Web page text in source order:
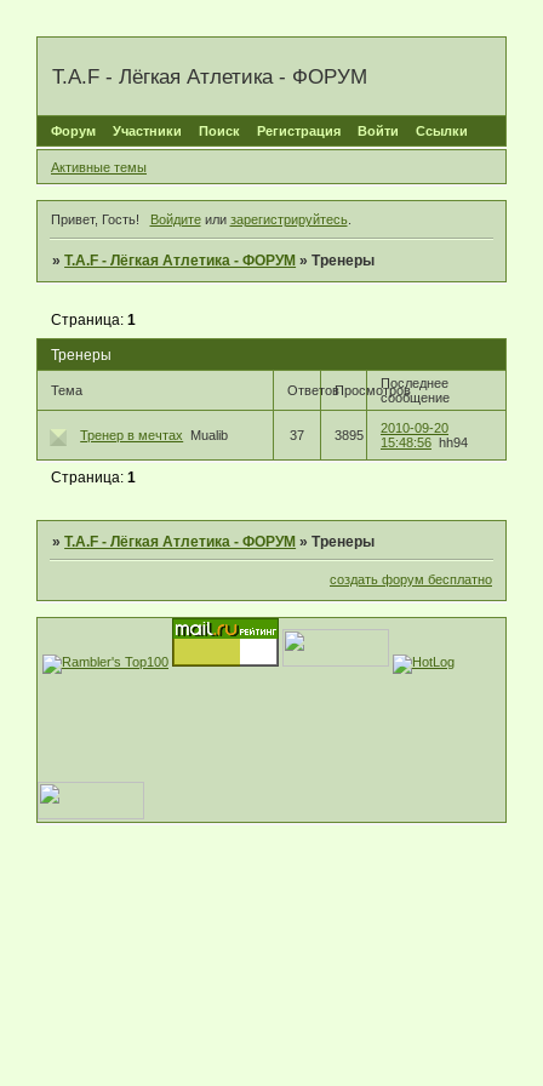
T.A.F - Лёгкая Атлетика - ФОРУМ
Форум Участники Поиск Регистрация Войти Ссылки
Активные темы
Привет, Гость! Войдитеили зарегистрируйтесь.
»T.A.F - Лёгкая Атлетика - ФОРУМ »Тренеры
Тренеры
Страница:1
Тема ОтветовПросмотровПоследнее
сообщение
Тренер в мечтах Mualib 37 3895
2010-09-20
15:48:56 hh94
Страница:1
»T.A.F - Лёгкая Атлетика - ФОРУМ »Тренеры
создать форум бесплатно